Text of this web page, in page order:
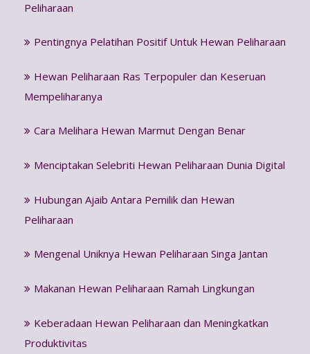
Peliharaan
Pentingnya Pelatihan Positif Untuk Hewan Peliharaan
Hewan Peliharaan Ras Terpopuler dan Keseruan
Mempeliharanya
Cara Melihara Hewan Marmut Dengan Benar
Menciptakan Selebriti Hewan Peliharaan Dunia Digital
Hubungan Ajaib Antara Pemilik dan Hewan
Peliharaan
Mengenal Uniknya Hewan Peliharaan Singa Jantan
Makanan Hewan Peliharaan Ramah Lingkungan
Keberadaan Hewan Peliharaan dan Meningkatkan
Produktivitas